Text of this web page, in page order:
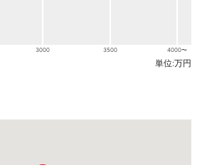
3000 3500 4000〜
単位:万円